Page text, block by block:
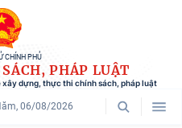
CHÍNH PHỦ
PHÁP LUẬT
xây dựng, thực thi chính sách, pháp luật
06/08/2026